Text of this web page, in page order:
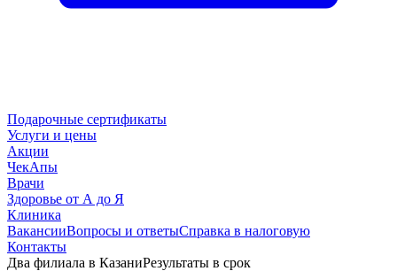
Подарочные сертификаты
Услуги и цены
Акции
ЧекАпы
Врачи
Здоровье от А до Я
Клиника
ВакансииВопросы и ответыСправка в налоговую
Контакты
Два филиала в КазаниРезультаты в срок